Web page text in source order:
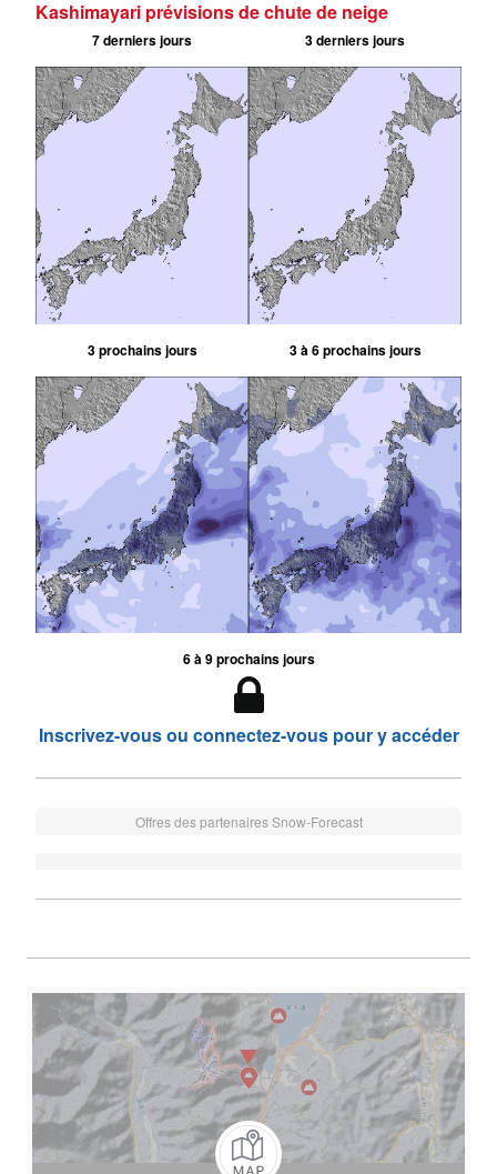
Kashimayari prévisions de chute de neige
7 derniers jours 3 derniers jours
3 prochains jours 3 à 6 prochains jours
6 à 9 prochains jours
Inscrivez-vous ou connectez-vous pour y accéder
Offres des partenaires Snow-Forecast